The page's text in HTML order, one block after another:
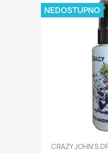
CRAZY JOHN'S
NEDOSTUPNO